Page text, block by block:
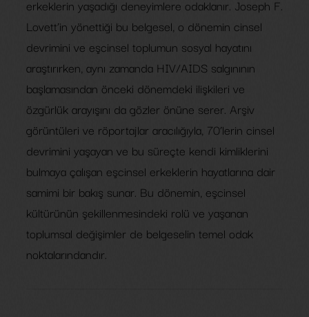
erkeklerin yaşadığı deneyimlere odaklanır. Joseph F.
Lovett’in yönettiği bu belgesel, o dönemin cinsel
devrimini ve eşcinsel toplumun sosyal hayatını
araştırırken, aynı zamanda HIV/AIDS salgınının
başlamasından önceki dönemdeki ilişkileri ve
özgürlük arayışını da gözler önüne serer. Arşiv
görüntüleri ve röportajlar aracılığıyla, 70’lerin cinsel
devrimini yaşayan ve bu süreçte kendi kimliklerini
bulmaya çalışan eşcinsel erkeklerin hayatlarına dair
samimi bir bakış sunar. Bu dönemin, eşcinsel
kültürünün şekillenmesindeki rolü ve yaşanan
toplumsal değişimler de belgeselin temel odak
noktalarındandır.